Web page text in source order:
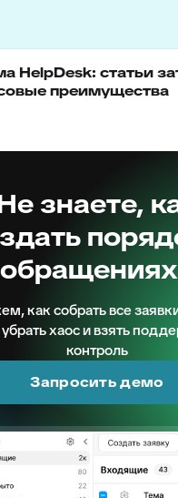
HelpDesk: статьи
преимущества
знаете,
как собрать все
хаос и взять
контроль
Запросить демо